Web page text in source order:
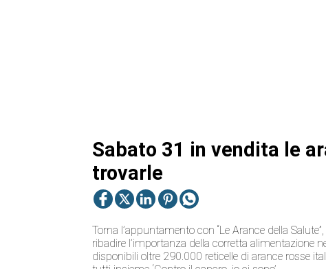
Sabato 31 in vendita le
trovarle
Torna l’appuntamento con “Le Arance della
ribadire l’importanza della corretta alimentazione
disponibili oltre 290.000 reticelle di arance rosse